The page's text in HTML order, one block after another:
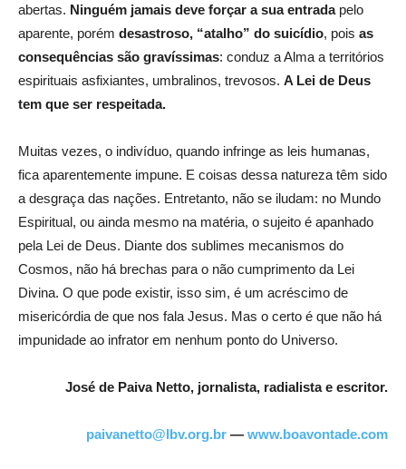
abertas. Ninguém jamais deve forçar a sua entradapelo
aparente, porém desastroso, “atalho” do suicídio, pois as
consequências são gravíssimas: conduz a Alma a territórios
espirituais asfixiantes, umbralinos, trevosos. A Lei de Deus
tem que ser respeitada.
Muitas vezes, o indivíduo, quando infringe as leis humanas,
fica aparentemente impune. E coisas dessa natureza têm sido
a desgraça das nações. Entretanto, não se iludam: no Mundo
Espiritual, ou ainda mesmo na matéria, o sujeito é apanhado
pela Lei de Deus. Diante dos sublimes mecanismos do
Cosmos, não há brechas para o não cumprimento da Lei
Divina. O que pode existir, isso sim, é um acréscimo de
misericórdia de que nos fala Jesus. Mas o certo é que não há
impunidade ao infrator em nenhum ponto do Universo.
José de Paiva Netto, jornalista, radialista e escritor.
paivanetto@lbv.org.br — www.boavontade.com